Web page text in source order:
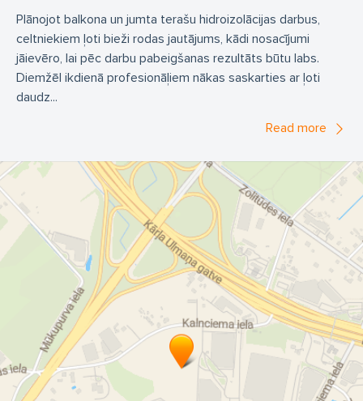
Plānojot balkona un jumta terašu hidroizolācijas darbus,
celtniekiem ļoti bieži rodas jautājums, kādi nosacījumi
jāievēro, lai pēc darbu pabeigšanas rezultāts būtu labs.
Diemžēl ikdienā profesionāļiem nākas saskarties ar ļoti
daudz...
Read more